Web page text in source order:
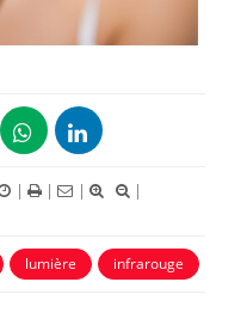
| | |
|
lumière infrarouge